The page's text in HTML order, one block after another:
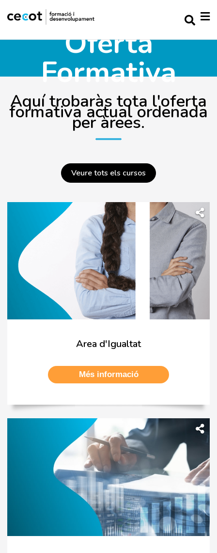
Oferta
Formativa
Aquí trobaràs tota l'oferta
formativa actual ordenada
per àrees.
Veure tots els cursos
Area d'Igualtat
Més informació